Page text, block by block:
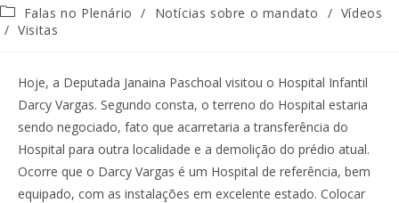
Falas no Plenário
/ Notícias sobre o mandato / Vídeos
/ Visitas
Hoje, a Deputada Janaina Paschoal visitou o Hospital Infantil
Darcy Vargas. Segundo consta, o terreno do Hospital estaria
sendo negociado, fato que acarretaria a transferência do
Hospital para outra localidade e a demolição do prédio atual.
Ocorre que o Darcy Vargas é um Hospital de referência, bem
equipado, com as instalações em excelente estado. Colocar